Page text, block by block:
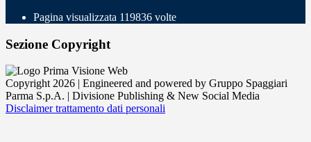
Pagina visualizzata 119836 volte
Sezione Copyright
Copyright 2026 | Engineered and powered by Gruppo Spaggiari
Parma S.p.A. | Divisione Publishing & New Social Media
Disclaimer trattamento dati personali